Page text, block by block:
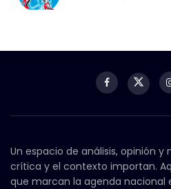
Un espacio de análisis, opinión
crítica y el contexto importan.
que marcan la agenda nacional